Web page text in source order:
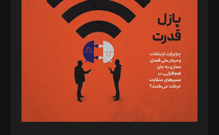
تحریریه‌: مجتبی محمود‌ی، آرش برهمند، یسنا امان‌پور، سروش کرمیان،
مصطفی مسجدی آرانی، ابوالفضل رجبی، زهرا فکرانه، فائزه فتحی
رستمی،مصطفی باستان
ویرایش: نگار استاد‌‌آقا
طراح یونیفرم: مجید توکلی
فیلمبرداری و عکاسی: امیر شفیعی، مانی لطفی زاده
گرافیک و صفحه‌آرایی: سید‌سبحان‌علی ثابت
مد‌یر توسعه تجاری: کامبیز برید‌
امور مالی: شاپور رهبری، محمد‌ کاظمی‌نیا